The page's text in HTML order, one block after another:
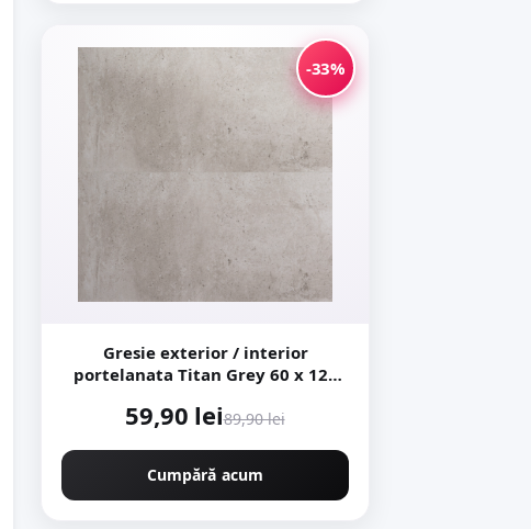
-33%
Gresie exterior / interior
portelanata Titan Grey 60 x 120
59,90 lei89,90 lei
Cumpără acum